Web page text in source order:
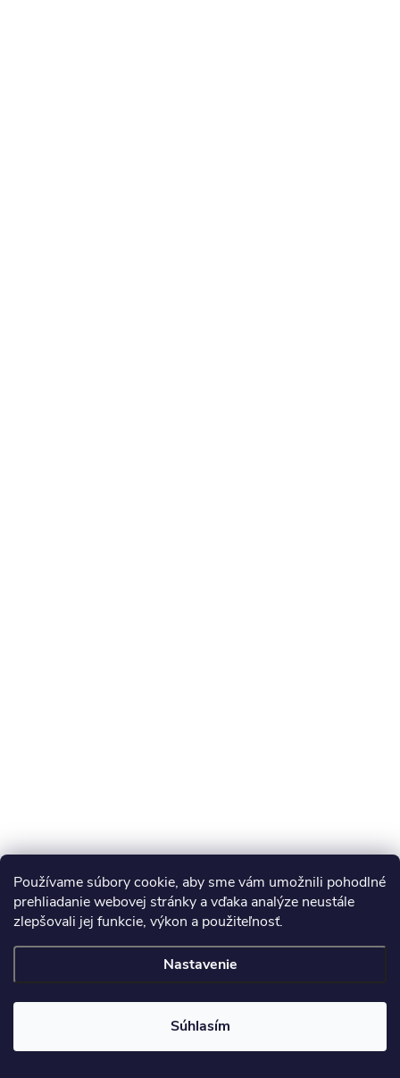
Používame súbory cookie, aby sme vám umožnili pohodlné
prehliadanie webovej stránky a vďaka analýze neustále
zlepšovali jej funkcie, výkon a použiteľnosť.
Nastavenie
Súhlasím